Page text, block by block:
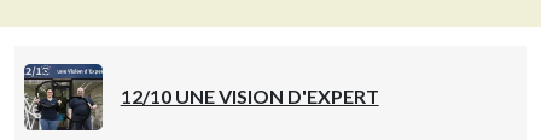
12/10 UNE VISION D'EXPERT